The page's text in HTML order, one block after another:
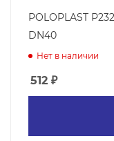
POLOPLAST
DN40
Нет в наличии
512 ₽